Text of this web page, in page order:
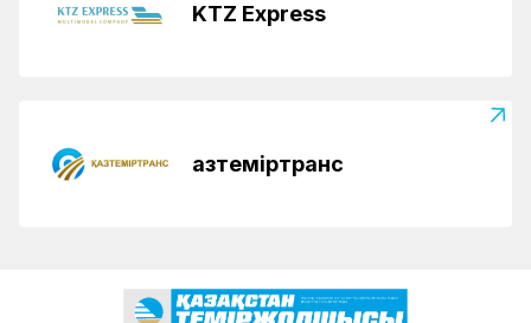
KTZ Express
Қазтеміртранс